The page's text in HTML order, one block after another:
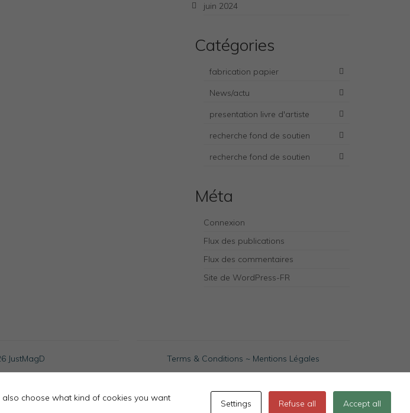
juin 2024
Catégories
fabrication papier
News/actu
presentation livre d'artiste
recherche fond de soutien
recherche fond de soutien
Méta
Connexion
Flux des publications
Flux des commentaires
Site de WordPress-FR
JustMagD Terms & Conditions ~ Mentions Légales
also choose what kind of cookies you want
Settings Refuse all Accept all